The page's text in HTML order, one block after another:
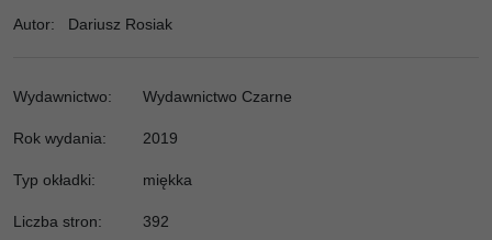
Autor: Dariusz Rosiak
Wydawnictwo: Wydawnictwo Czarne
Rok wydania: 2019
Typ okładki: miękka
Liczba stron: 392